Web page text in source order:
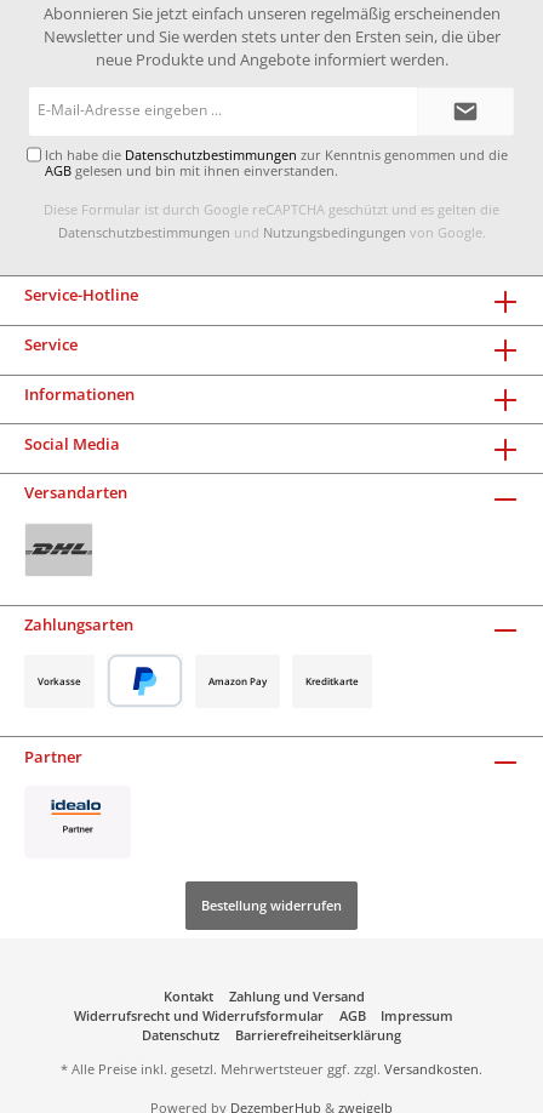
Abonnieren Sie jetzt einfach unseren regelmäßig erscheinenden
Newsletter und Sie werden stets unter den Ersten sein, die über
neue Produkte und Angebote informiert werden.
Ich habe die Datenschutzbestimmungen zur Kenntnis genommen und die
AGB gelesen und bin mit ihnen einverstanden.
Diese Formular ist durch Google reCAPTCHA geschützt und es gelten die
Datenschutzbestimmungen und Nutzungsbedingungen von Google.
Service-Hotline
Service
Informationen
Social Media
Versandarten
Zahlungsarten
Vorkasse Amazon Pay Kreditkarte
Partner
Bestellung widerrufen
Kontakt
Zahlung und Versand
Widerrufsrecht und Widerrufsformular
AGB
Impressum
Datenschutz
Barrierefreiheitserklärung
* Alle Preise inkl. gesetzl. Mehrwertsteuer ggf. zzgl. Versandkosten.
Powered by DezemberHub & zweigelb